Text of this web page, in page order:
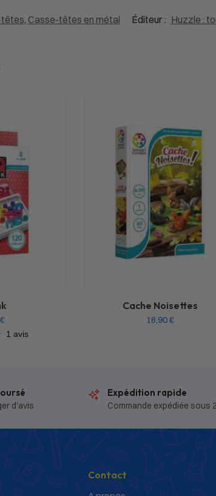
, Casse-têtes en métal Éditeur : Huzzle :
€
1 avis
Cache Noisettes
18,90€
d’avis
Expédition rapide
Commande expédiée sous
Contact